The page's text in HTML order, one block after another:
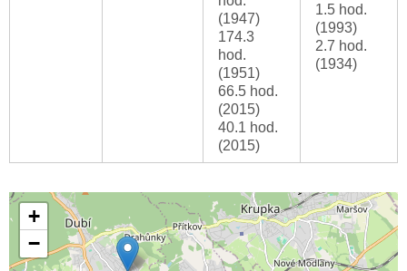
(1947)
174.3
hod.
(1951)
66.5 hod.
(2015)
40.1 hod.
(2015)
1.5 hod.
(1993)
2.7 hod.
(1934)
+
−